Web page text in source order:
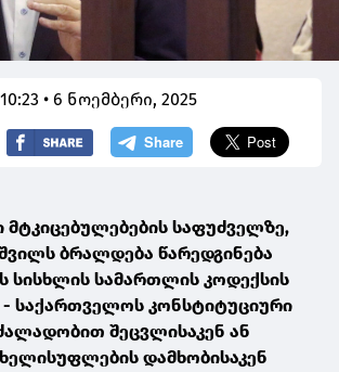
10:23 • 6 ნოემბერი, 2025
საფუძველზე,
ბრალდება წარედგინება
სისხლის სამართლის კოდექსის
- საქართველოს კონსტიტუციური
შეცვლისაკენ ან
დამხობისაკენ